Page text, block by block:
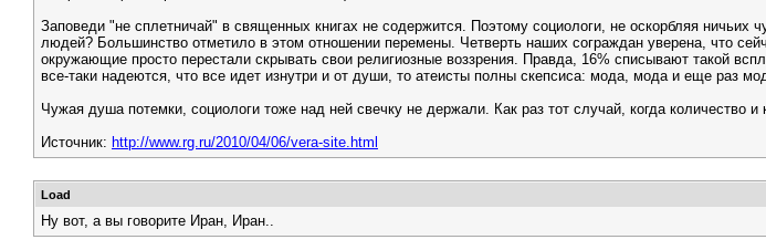
Заповеди "не сплетничай" в священных книгах не содержится. Поэтому социологи, не оскорбляя ничьих
людей? Большинство отметило в этом отношении перемены. Четверть наших сограждан уверена, что
окружающие просто перестали скрывать свои религиозные воззрения. Правда, 16% списывают такой
все-таки надеются, что все идет изнутри и от души, то атеисты полны скепсиса: мода, мода и еще раз
Чужая душа потемки, социологи тоже над ней свечку не держали. Как раз тот случай, когда количество
Источник: http://www.rg.ru/2010/04/06/vera-site.html
Load
Ну вот, а вы говорите Иран, Иран..